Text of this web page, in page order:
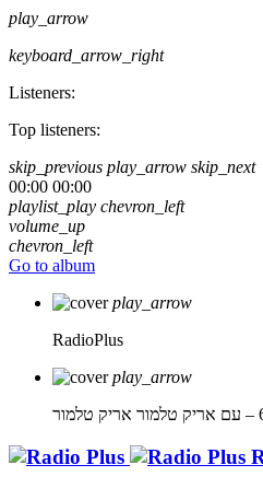
play_arrow
keyboard_arrow_right
Listeners:
Top listeners:
skip_previous play_arrow skip_next
00:00 00:00
playlist_play chevron_left
volume_up
chevron_left
Go to album
play_arrow
RadioPlus
play_arrow
אריק טלמור